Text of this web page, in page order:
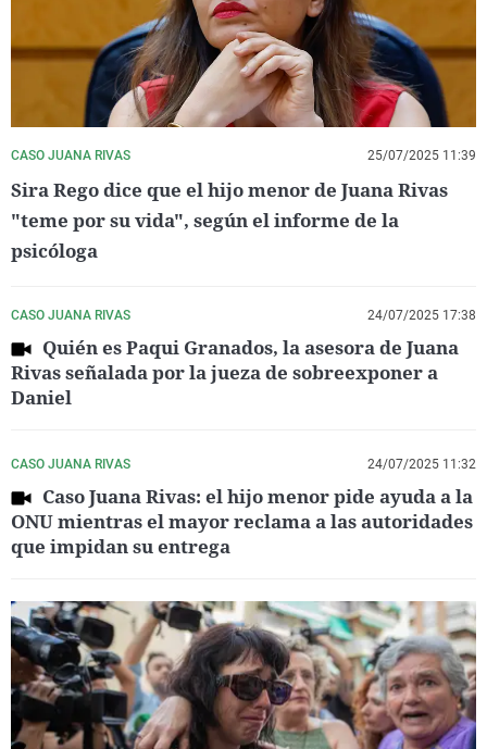
CASO JUANA RIVAS 25/07/2025 11:39
Sira Rego dice que el hijo menor de Juana Rivas
"teme por su vida", según el informe de la
psicóloga
CASO JUANA RIVAS 24/07/2025 17:38
Quién es Paqui Granados, la asesora de Juana
Rivas señalada por la jueza de sobreexponer a
Daniel
CASO JUANA RIVAS 24/07/2025 11:32
Caso Juana Rivas: el hijo menor pide ayuda a la
ONU mientras el mayor reclama a las autoridades
que impidan su entrega